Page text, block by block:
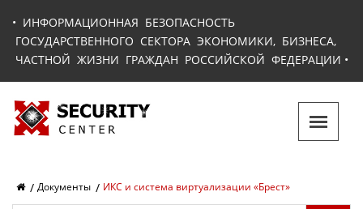
• ИНФОРМАЦИОННАЯ БЕЗОПАСНОСТЬ
ГОСУДАРСТВЕННОГО СЕКТОРА ЭКОНОМИКИ, БИЗНЕСА,
ЧАСТНОЙ ЖИЗНИ ГРАЖДАН РОССИЙСКОЙ ФЕДЕРАЦИИ •
Документы ИКС и система виртуализации «Брест»